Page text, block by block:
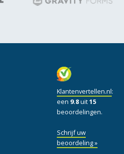
Klantenvertellen.nl:
een 9.8uit15
beoordelingen.
Schrijf uw
beoordeling »